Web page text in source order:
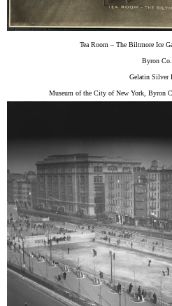
Tea Room – The Biltmore Ice
Byron Co.
Gelatin Silver
Museum of the City of New York, Byron